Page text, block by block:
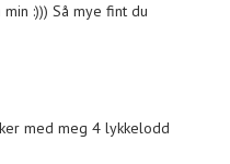
:))) Så mye fint du
med meg 4 lykkelodd